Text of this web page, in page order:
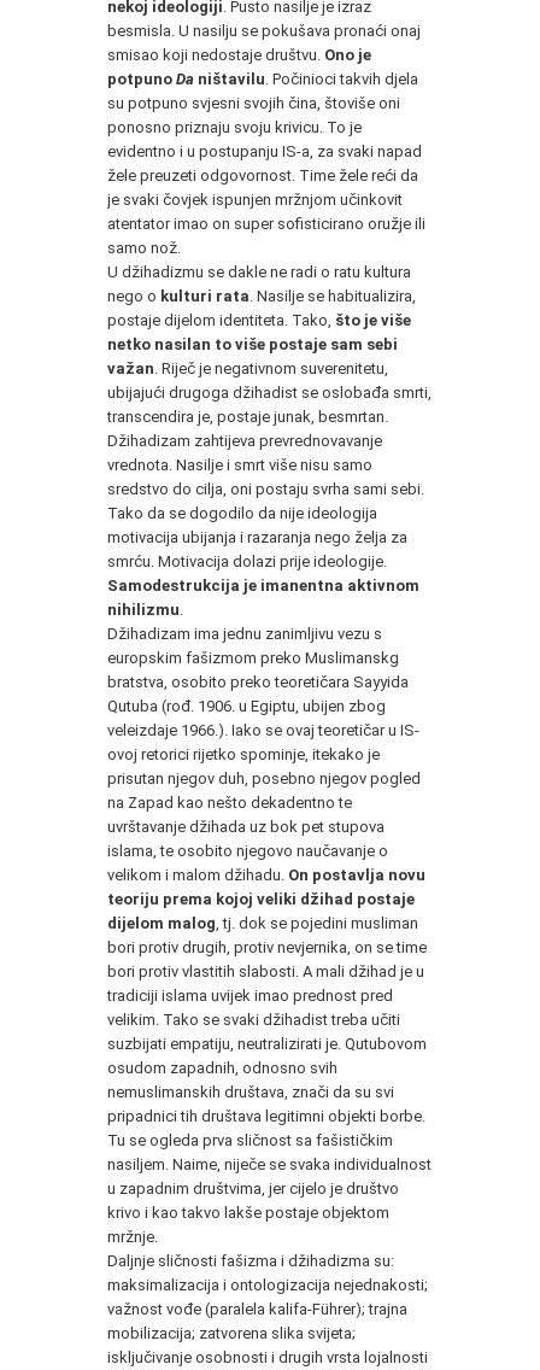
nekoj ideologiji . Pusto nasilje je izraz
besmisla. U nasilju se pokušava pronaći onaj
smisao koji nedostaje društvu. Ono je
potpuno Da ništavilu . Počinioci takvih djela
su potpuno svjesni svojih čina, štoviše oni
ponosno priznaju svoju krivicu. To je
evidentno i u postupanju IS-a, za svaki napad
žele preuzeti odgovornost. Time žele reći da
je svaki čovjek ispunjen mržnjom učinkovit
atentator imao on super sofisticirano oružje ili
samo nož.
U džihadizmu se dakle ne radi o ratu kultura
nego o kulturi rata . Nasilje se habitualizira,
postaje dijelom identiteta. Tako, što je više
netko nasilan to više postaje sam sebi
važan . Riječ je negativnom suverenitetu,
ubijajući drugoga džihadist se oslobađa smrti,
transcendira je, postaje junak, besmrtan.
Džihadizam zahtijeva prevrednovavanje
vrednota. Nasilje i smrt više nisu samo
sredstvo do cilja, oni postaju svrha sami sebi.
Tako da se dogodilo da nije ideologija
motivacija ubijanja i razaranja nego želja za
smrću. Motivacija dolazi prije ideologije.
Samodestrukcija je imanentna aktivnom
nihilizmu
Džihadizam ima jednu zanimljivu vezu s
europskim fašizmom preko Muslimanskg
bratstva, osobito preko teoretičara Sayyida
Qutuba (rođ. 1906. u Egiptu, ubijen zbog
veleizdaje 1966.). Iako se ovaj teoretičar u IS-
ovoj retorici rijetko spominje, itekako je
prisutan njegov duh, posebno njegov pogled
na Zapad kao nešto dekadentno te
uvrštavanje džihada uz bok pet stupova
islama, te osobito njegovo naučavanje o
velikom i malom džihadu. On postavlja novu
teoriju prema kojoj veliki džihad postaje
dijelom malog , tj. dok se pojedini musliman
bori protiv drugih, protiv nevjernika, on se time
bori protiv vlastitih slabosti. A mali džihad je u
tradiciji islama uvijek imao prednost pred
velikim. Tako se svaki džihadist treba učiti
suzbijati empatiju, neutralizirati je. Qutubovom
osudom zapadnih, odnosno svih
nemuslimanskih društava, znači da su svi
pripadnici tih društava legitimni objekti borbe.
Tu se ogleda prva sličnost sa fašističkim
nasiljem. Naime, niječe se svaka individualnost
u zapadnim društvima, jer cijelo je društvo
krivo i kao takvo lakše postaje objektom
mržnje.
Daljnje sličnosti fašizma i džihadizma su:
maksimalizacija i ontologizacija nejednakosti;
važnost vođe (paralela kalifa-Führer); trajna
mobilizacija; zatvorena slika svijeta;
isključivanje osobnosti i drugih vrsta lojalnosti